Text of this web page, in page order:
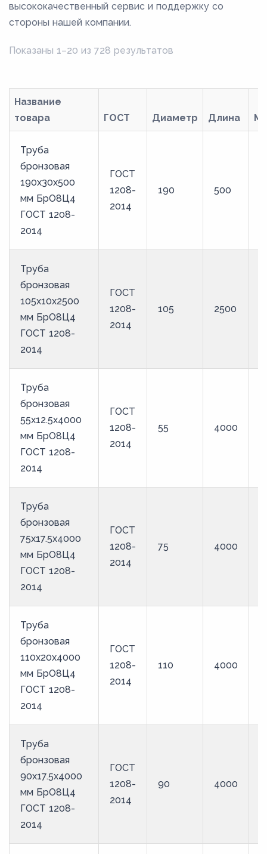
высококачественный сервис и поддержку со
стороны нашей компании.
Показаны 1–20 из 728 результатов
Название
товара
ГОСТ Диаметр Длина
Труба
бронзовая
190х30х500
мм БрО8Ц4
ГОСТ 1208-
2014
ГОСТ
1208-
2014
190 500
Труба
бронзовая
105х10х2500
мм БрО8Ц4
ГОСТ 1208-
2014
ГОСТ
1208-
2014
105 2500
Труба
бронзовая
55х12.5х4000
мм БрО8Ц4
ГОСТ 1208-
2014
ГОСТ
1208-
2014
55 4000
Труба
бронзовая
75х17.5х4000
мм БрО8Ц4
ГОСТ 1208-
2014
ГОСТ
1208-
2014
75 4000
Труба
бронзовая
110х20х4000
мм БрО8Ц4
ГОСТ 1208-
2014
ГОСТ
1208-
2014
110 4000
Труба
бронзовая
90х17.5х4000
мм БрО8Ц4
ГОСТ 1208-
2014
ГОСТ
1208-
2014
90 4000